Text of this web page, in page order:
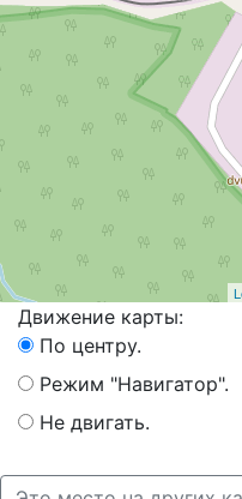
Движение карты:
По центру.
Режим "Навигатор".
Не двигать.